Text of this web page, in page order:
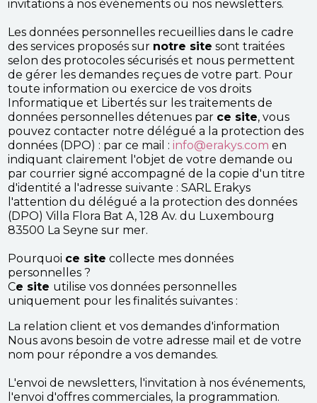
invitations à nos événements ou nos newsletters.
Les données personnelles recueillies dans le cadre
des services proposés sur notre site sont traitées
selon des protocoles sécurisés et nous permettent
de gérer les demandes reçues de votre part. Pour
toute information ou exercice de vos droits
Informatique et Libertés sur les traitements de
données personnelles détenues par ce site, vous
pouvez contacter notre délégué a la protection des
données (DPO) : par ce mail : info@erakys.com en
indiquant clairement l'objet de votre demande ou
par courrier signé accompagné de la copie d'un titre
d'identité a l'adresse suivante : SARL Erakys
l'attention du délégué a la protection des données
(DPO) Villa Flora Bat A, 128 Av. du Luxembourg
83500 La Seyne sur mer.
Pourquoi ce site collecte mes données
personnelles ?
Ce site utilise vos données personnelles
uniquement pour les finalités suivantes :
La relation client et vos demandes d'information
Nous avons besoin de votre adresse mail et de votre
nom pour répondre a vos demandes.
L'envoi de newsletters, l'invitation à nos événements,
l'envoi d'offres commerciales, la programmation.